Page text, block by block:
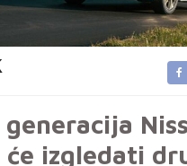
generacija
će izgledati